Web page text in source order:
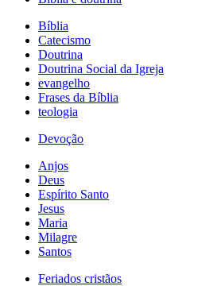
Bíblia
Catecismo
Doutrina
Doutrina Social da Igreja
evangelho
Frases da Bíblia
teologia
Devoção
Anjos
Deus
Espírito Santo
Jesus
Maria
Milagre
Santos
Feriados cristãos